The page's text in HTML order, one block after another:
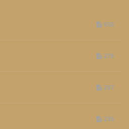
658
276
267
236